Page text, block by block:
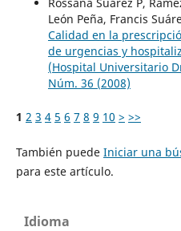
León Peña, Francis
Calidad en la
de urgencias y
(Hospital Universitario
Núm. 36 (2008)
1 2 3 4 5 6 7 8 9 10 > >>
También puede Iniciar una
para este artículo.
Idioma